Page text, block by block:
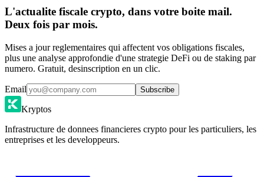
L'actualite fiscale crypto, dans votre boite mail.
Deux fois par mois.
Mises a jour reglementaires qui affectent vos obligations fiscales,
plus une analyse approfondie d'une strategie DeFi ou de staking par
numero. Gratuit, desinscription en un clic.
Email Subscribe
Kryptos
Infrastructure de donnees financieres crypto pour les particuliers, les
entreprises et les developpeurs.